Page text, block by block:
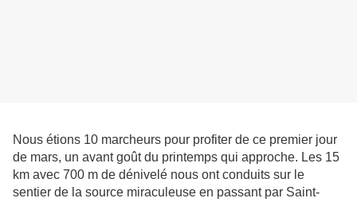
Nous étions 10 marcheurs pour profiter de ce premier jour
de mars, un avant goût du printemps qui approche. Les 15
km avec 700 m de dénivelé nous ont conduits sur le
sentier de la source miraculeuse en passant par Saint-